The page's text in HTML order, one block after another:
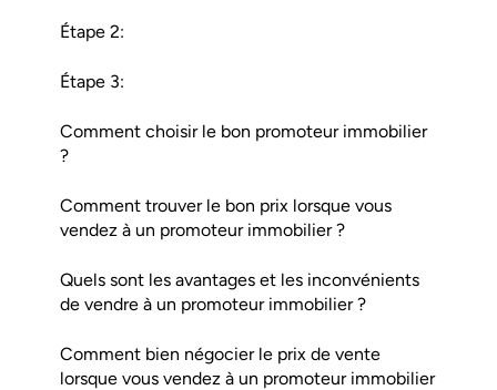
Étape 2:
Étape 3:
Comment choisir le bon promoteur immobilier
?
Comment trouver le bon prix lorsque vous
vendez à un promoteur immobilier ?
Quels sont les avantages et les inconvénients
de vendre à un promoteur immobilier ?
Comment bien négocier le prix de vente
lorsque vous vendez à un promoteur immobilier